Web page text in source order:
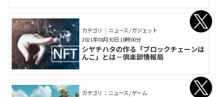
カテゴリ： ニュース / ガジェット
シヤチハタの作る「ブロックチェーンは
んこ」とは－倶楽部情報局
2021年08月30日 18時00分
カテゴリ： ニュース / ゲーム